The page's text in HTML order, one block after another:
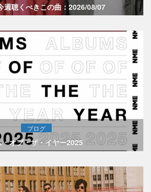
週聴くべきこの曲：2026/08/07
ブログ
オブ・ザ・イヤー2025